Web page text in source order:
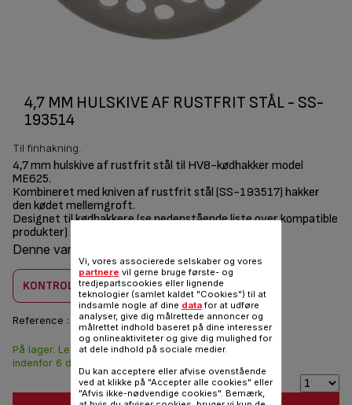
4,7 MM HULSKIVE AF RUSTFRIT STÅL - SS-
193514
Til finhakning.
4,7 mm hulskive af rustfrit stål til HV8-kødhakker model
ME625.
Kombineret med kniven af rustfrit stål (SS-193517) hakker
den kødet mellemgroft.
Designet til kødhakkere (se nedenstående liste over kompatible
produkter)
Denne vare er kombatilbel med
KONTROLLER KOMBABILITET
Reference : SS-193514
86,00 DKK
På lager. Leveringen
indenfor 6 dage.
Vi, vores associerede selskaber og vores
partnere vil gerne bruge første- og
tredjepartscookies eller lignende
teknologier (samlet kaldet "Cookies") til at
indsamle nogle af dine datafor at udføre
analyser, give dig målrettede annoncer og
målrettet indhold baseret på dine interesser
og onlineaktiviteter og give dig mulighed for
at dele indhold på sociale medier.
Du kan acceptere eller afvise ovenstående
ved at klikke på "Accepter alle cookies" eller
"Afvis ikke-nødvendige cookies". Bemærk,